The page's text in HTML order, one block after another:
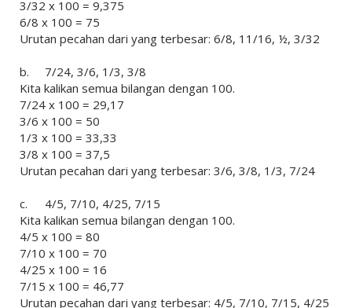
3/32 x 100 = 9,375
6/8 x 100 = 75
Urutan pecahan dari yang terbesar: 6/8, 11/16, ½, 3/32
b.
7/24, 3/6, 1/3, 3/8
Kita kalikan semua bilangan dengan 100.
7/24 x 100 = 29,17
3/6 x 100 = 50
1/3 x 100 = 33,33
3/8 x 100 = 37,5
Urutan pecahan dari yang terbesar: 3/6, 3/8, 1/3, 7/24
c.
4/5, 7/10, 4/25, 7/15
Kita kalikan semua bilangan dengan 100.
4/5 x 100 = 80
7/10 x 100 = 70
4/25 x 100 = 16
7/15 x 100 = 46,77
Urutan pecahan dari yang terbesar: 4/5, 7/10, 7/15, 4/25